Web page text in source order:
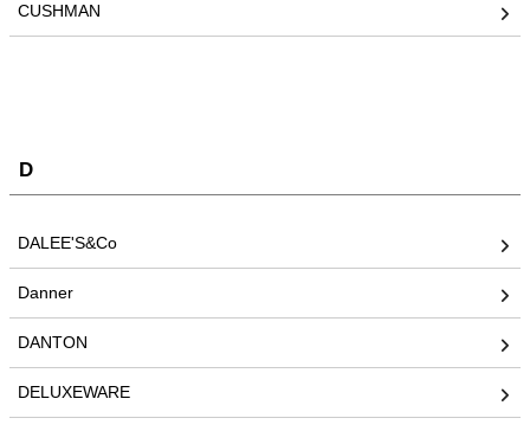
CUSHMAN
D
DALEE'S&Co
Danner
DANTON
DELUXEWARE